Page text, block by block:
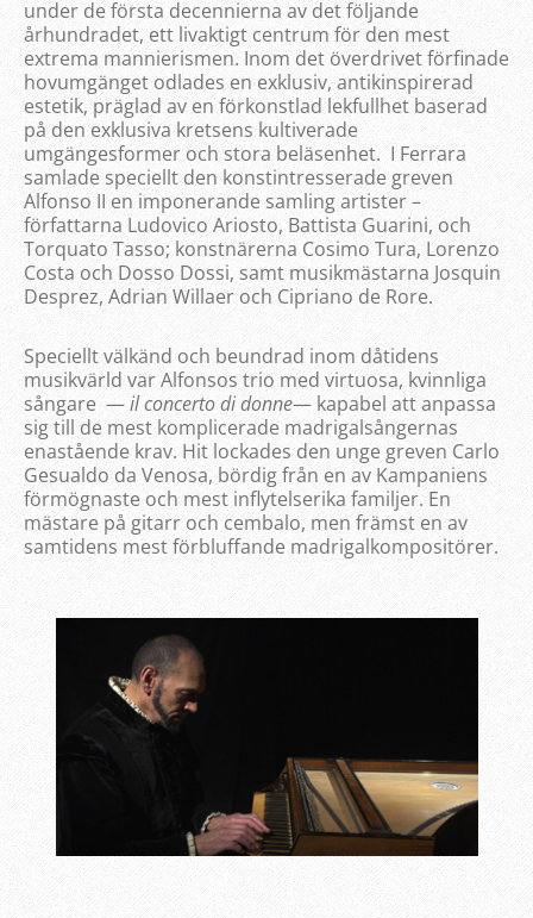
under de första decennierna av det följande
århundradet, ett livaktigt centrum för den mest
extrema mannierismen. Inom det överdrivet förfinade
hovumgänget odlades en exklusiv, antikinspirerad
estetik, präglad av en förkonstlad lekfullhet baserad
på den exklusiva kretsens kultiverade
umgängesformer och stora beläsenhet. I Ferrara
samlade speciellt den konstintresserade greven
Alfonso II en imponerande samling artister –
författarna Ludovico Ariosto, Battista Guarini, och
Torquato Tasso; konstnärerna Cosimo Tura, Lorenzo
Costa och Dosso Dossi, samt musikmästarna Josquin
Desprez, Adrian Willaer och Cipriano de Rore.
Speciellt välkänd och beundrad inom dåtidens
musikvärld var Alfonsos trio med virtuosa, kvinnliga
sångare —ilconcerto di donne— kapabel att anpassa
sig till de mest komplicerade madrigalsångernas
enastående krav. Hit lockades den unge greven Carlo
Gesualdo da Venosa, bördig från en av Kampaniens
förmögnaste och mest inflytelserika familjer. En
mästare på gitarr och cembalo, men främst en av
samtidens mest förbluffande madrigalkompositörer.